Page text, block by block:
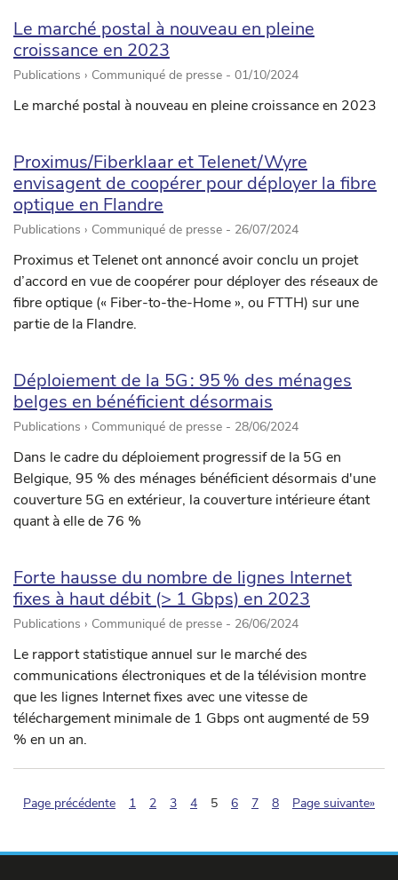
Le marché postal à nouveau en pleine
croissance en 2023
Publications › Communiqué de presse - 01/10/2024
Le marché postal à nouveau en pleine croissance en 2023
Proximus/Fiberklaar et Telenet/Wyre
envisagent de coopérer pour déployer la fibre
optique en Flandre
Publications › Communiqué de presse - 26/07/2024
Proximus et Telenet ont annoncé avoir conclu un projet
d’accord en vue de coopérer pour déployer des réseaux de
fibre optique (« Fiber-to-the-Home », ou FTTH) sur une
partie de la Flandre.
Déploiement de la 5G : 95 % des ménages
belges en bénéficient désormais
Publications › Communiqué de presse - 28/06/2024
Dans le cadre du déploiement progressif de la 5G en
Belgique, 95 % des ménages bénéficient désormais d'une
couverture 5G en extérieur, la couverture intérieure étant
quant à elle de 76 %
Forte hausse du nombre de lignes Internet
fixes à haut débit (> 1 Gbps) en 2023
Publications › Communiqué de presse - 26/06/2024
Le rapport statistique annuel sur le marché des
communications électroniques et de la télévision montre
que les lignes Internet fixes avec une vitesse de
téléchargement minimale de 1 Gbps ont augmenté de 59
% en un an.
Page précédente 1 2 3 4 5(pagination.current)
6 7 8 Page suivante»